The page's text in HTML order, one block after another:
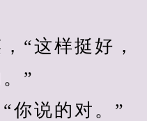
这样挺好，
”
说的对。”